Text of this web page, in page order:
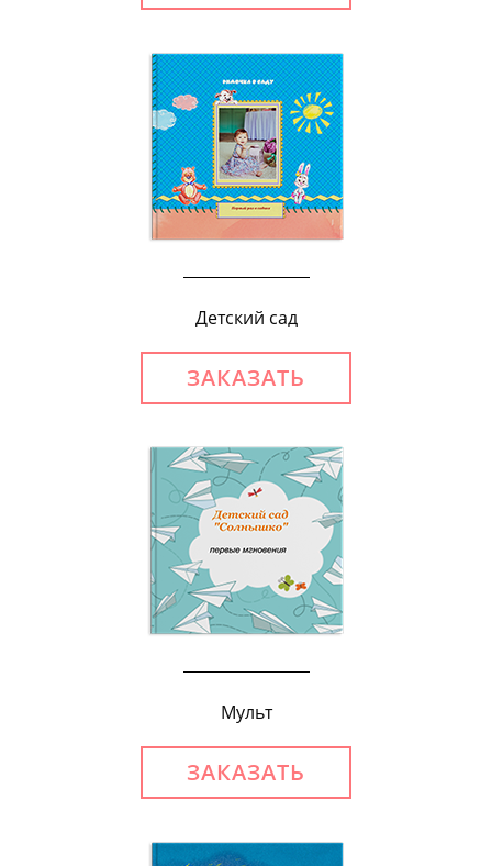
Детский сад
ЗАКАЗАТЬ
Мульт
ЗАКАЗАТЬ